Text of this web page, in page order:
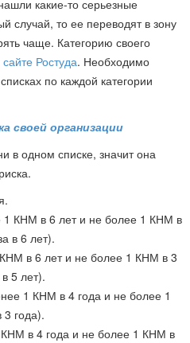
какие-то серьезные
случай, то ее переводят в зону
чаще. Категорию своего
сайте Ростуда. Необходимо
по каждой категории
своей организации
в одном списке, значит она
1 КНМ в 6 лет и не более 1 КНМ в
в 6 лет).
в 6 лет и не более 1 КНМ в 3
5 лет).
1 КНМ в 4 года и не более 1
года).
в 4 года и не более 1 КНМ в